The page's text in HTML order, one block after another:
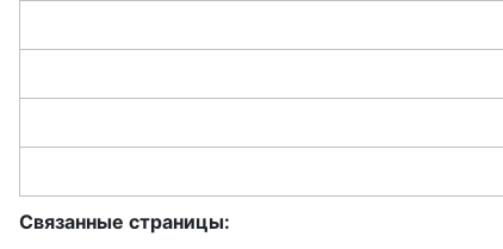
Связанные страницы: